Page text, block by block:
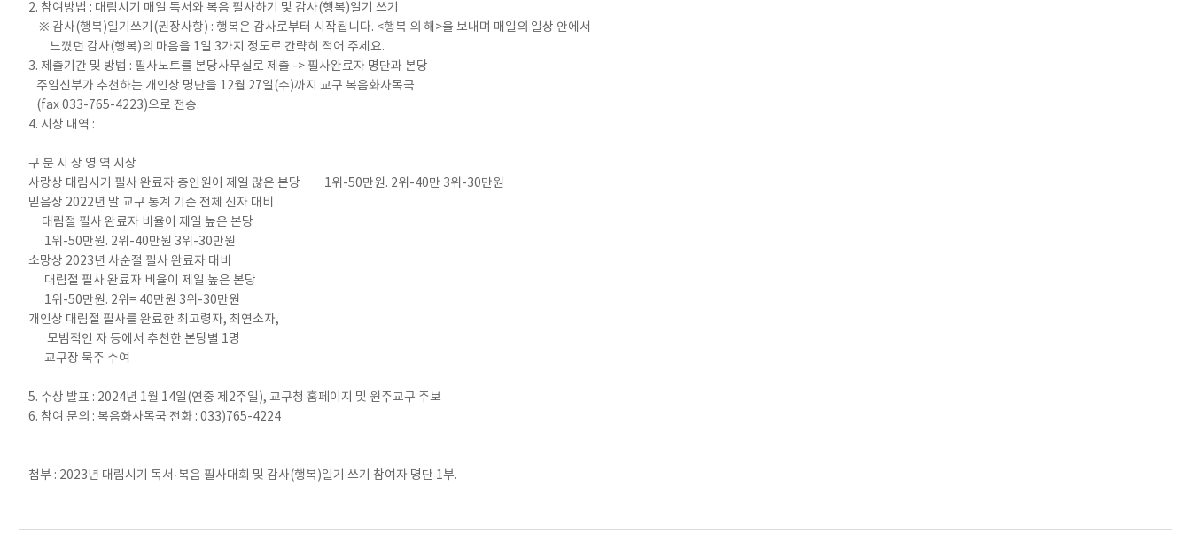
2. 참여방법 : 대림시기 매일 독서와 복음 필사하기 및 감사(행복)일기 쓰기
※ 감사(행복)일기쓰기(권장사항) : 행복은 감사로부터 시작됩니다. <행복 의 해>을 보내며 매일의 일상 안에서
느꼈던 감사(행복)의 마음을 1일 3가지 정도로 간략히 적어 주세요.
3. 제출기간 및 방법 : 필사노트를 본당사무실로 제출 -> 필사완료자 명단과 본당
주임신부가 추천하는 개인상 명단을 12월 27일(수)까지 교구 복음화사목국
(fax 033-765-4223)으로 전송.
4. 시상 내역 :
구 분 시 상 영 역 시상
사랑상 대림시기 필사 완료자 총인원이 제일 많은 본당 1위-50만원. 2위-40만 3위-30만원
믿음상 2022년 말 교구 통계 기준 전체 신자 대비
대림절 필사 완료자 비율이 제일 높은 본당
1위-50만원. 2위-40만원 3위-30만원
소망상 2023년 사순절 필사 완료자 대비
대림절 필사 완료자 비율이 제일 높은 본당
1위-50만원. 2위= 40만원 3위-30만원
개인상 대림절 필사를 완료한 최고령자, 최연소자,
모범적인 자 등에서 추천한 본당별 1명
교구장 묵주 수여
5. 수상 발표 : 2024년 1월 14일(연중 제2주일), 교구청 홈페이지 및 원주교구 주보
6. 참여 문의 : 복음화사목국 전화 : 033)765-4224
첨부 : 2023년 대림시기 독서·복음 필사대회 및 감사(행복)일기 쓰기 참여자 명단 1부.